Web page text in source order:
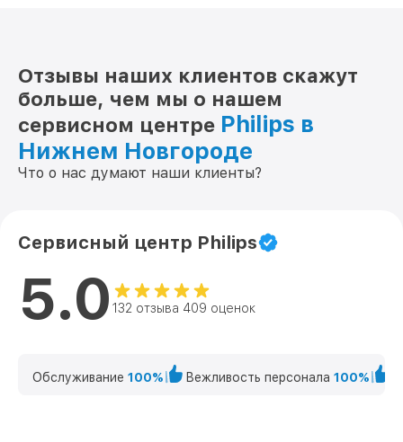
Отзывы наших клиентов скажут
больше, чем мы о нашем
сервисном центре Philips в
Нижнем Новгороде
Что о нас думают наши клиенты?
Сервисный центр Philips
5.0 132 отзыва 409 оценок
Обслуживание 100% Вежливость персонала 100%